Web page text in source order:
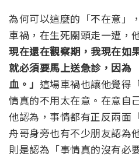
為何可以這麼的「不在意」
車禍，在生死關頭走一遭，
現在還在觀察期，我現在如
就必須要馬上送急診，因
血。」 這場車禍也讓他覺得
情真的不用太在意。在意自
他認為，事情都有正反兩面
舟哥身旁也有不少朋友認為
則是認為「事情真的沒有必